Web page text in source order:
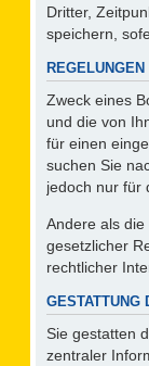
Dritter,
speichern,
Zweck eines
und die von
für einen
suchen Sie
jedoch nur für
Andere als
gesetzlicher
rechtlicher
GESTATTUNG
Sie gestatten
zentraler